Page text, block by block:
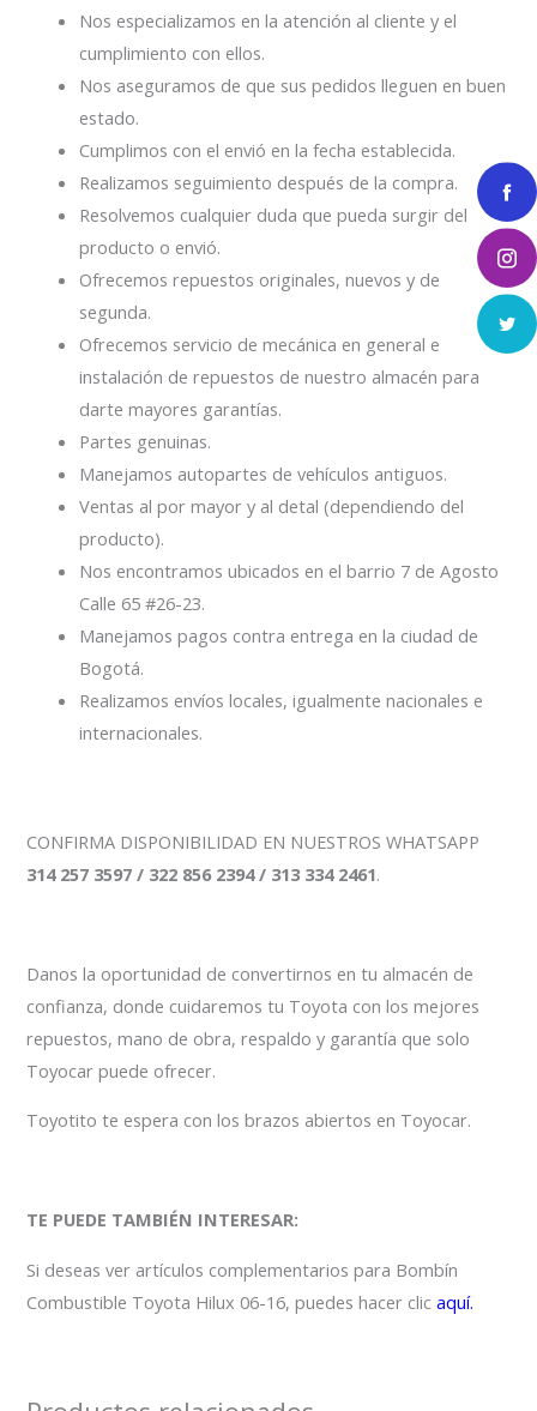
Nos especializamos en la atención al cliente y el
cumplimiento con ellos.
Nos aseguramos de que sus pedidos lleguen en buen
estado.
Cumplimos con el envió en la fecha establecida.
Realizamos seguimiento después de la compra.
Resolvemos cualquier duda que pueda surgir del
producto o envió.
Ofrecemos repuestos originales, nuevos y de
segunda.
Ofrecemos servicio de mecánica en general e
instalación de repuestos de nuestro almacén para
darte mayores garantías.
Partes genuinas.
Manejamos autopartes de vehículos antiguos.
Ventas al por mayor y al detal (dependiendo del
producto).
Nos encontramos ubicados en el barrio 7 de Agosto
Calle 65 #26-23.
Manejamos pagos contra entrega en la ciudad de
Bogotá.
Realizamos envíos locales, igualmente nacionales e
internacionales.
CONFIRMA DISPONIBILIDAD EN NUESTROS WHATSAPP
314 257 3597 / 322 856 2394 / 313 334 2461.
Danos la oportunidad de convertirnos en tu almacén de
confianza, donde cuidaremos tu Toyota con los mejores
repuestos, mano de obra, respaldo y garantía que solo
Toyocar puede ofrecer.
Toyotito te espera con los brazos abiertos en Toyocar.
TE PUEDE TAMBIÉN INTERESAR:
Si deseas ver artículos complementarios para Bombín
Combustible Toyota Hilux 06-16, puedes hacer clicaquí.